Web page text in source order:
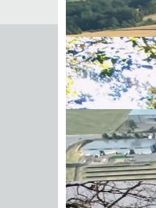
Hilfen zur
Unterstützung
und Ihre
anderem bei